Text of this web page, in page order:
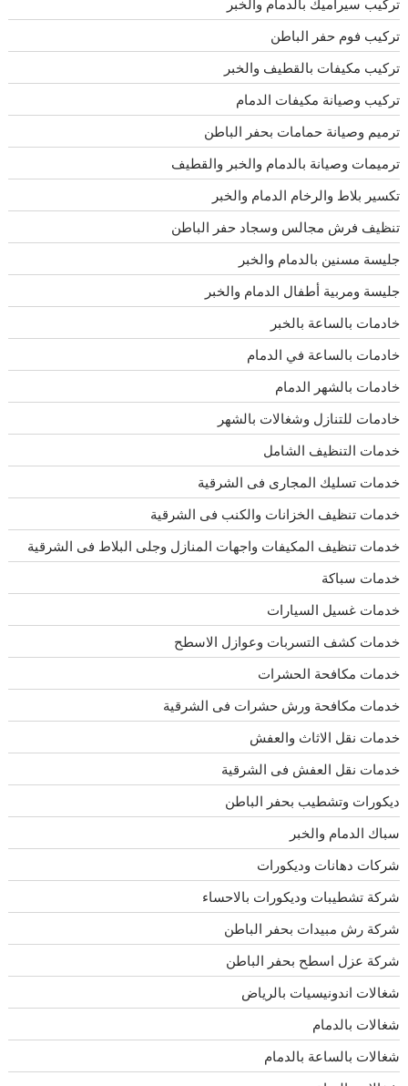
تركيب فوم حفر الباطن
تركيب مكيفات بالقطيف والخبر
تركيب وصيانة مكيفات الدمام
ترميم وصيانة حمامات بحفر الباطن
ترميمات وصيانة بالدمام والخبر والقطيف
تكسير بلاط والرخام الدمام والخبر
تنظيف فرش مجالس وسجاد حفر الباطن
جليسة مسنين بالدمام والخبر
جليسة ومربية أطفال الدمام والخبر
خادمات بالساعة بالخبر
خادمات بالساعة في الدمام
خادمات بالشهر الدمام
خادمات للتنازل وشغالات بالشهر
خدمات التنظيف الشامل
خدمات تسليك المجارى فى الشرقية
خدمات تنظيف الخزانات والكنب فى الشرقية
خدمات تنظيف المكيفات واجهات المنازل وجلى البلاط فى الشرقية
خدمات سباكة
خدمات غسيل السيارات
خدمات كشف التسربات وعوازل الاسطح
خدمات مكافحة الحشرات
خدمات مكافحة ورش حشرات فى الشرقية
خدمات نقل الاثاث والعفش
خدمات نقل العفش فى الشرقية
ديكورات وتشطيب بحفر الباطن
سباك الدمام والخبر
شركات دهانات وديكورات
شركة تشطيبات وديكورات بالاحساء
شركة رش مبيدات بحفر الباطن
شركة عزل اسطح بحفر الباطن
شغالات اندونيسيات بالرياض
شغالات بالدمام
شغالات بالساعة بالدمام